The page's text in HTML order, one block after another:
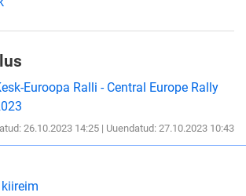
Euroopa Ralli - Central Europe Rally
26.10.2023 14:25 | Uuendatud: 27.10.2023 10:43